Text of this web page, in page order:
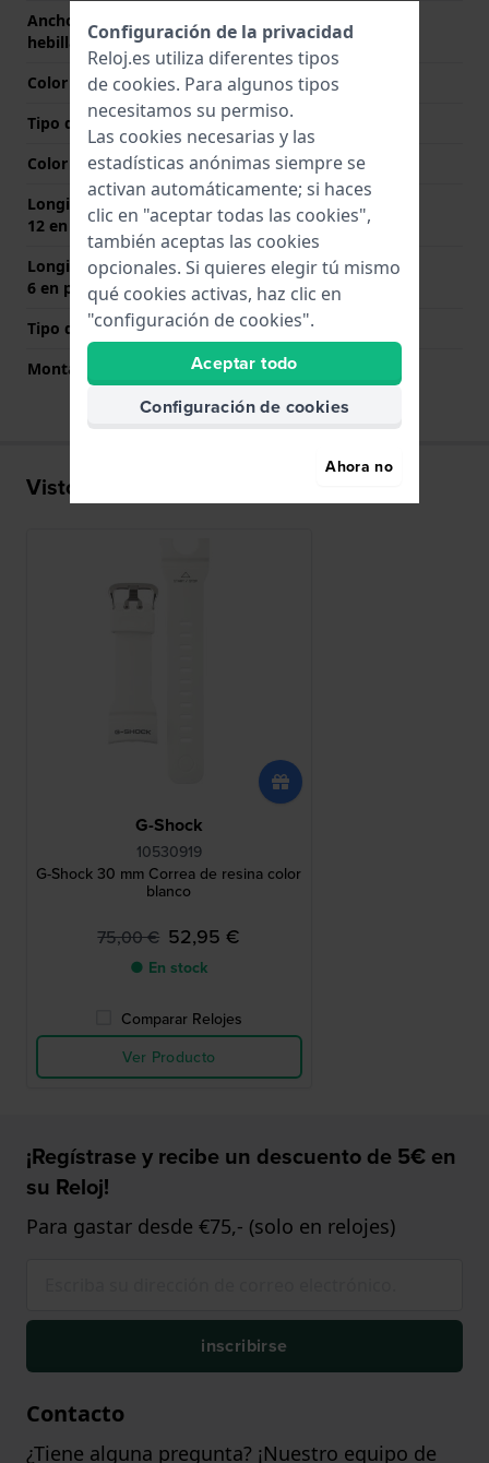
Ancho de correa en la
hebilla
Color de correa
Blanco
Tipo de cierre
Hebilla
Color del cierre
Plateado
Longitud de la correa a las
12 en punto (mm)
Longitud de la correa a las
6 en punto (mm)
145 mm
Tipo de montaje
Pasadores de resorte
Montaje Recto
No
Visto recientemente
G-Shock
10530919
G-Shock 30 mm Correa de resina color
blanco
75,00 € 52,95 €
● En stock
Comparar Relojes
Ver Producto
¡Regístrase y recibe un descuento de 5€ en
su Reloj!
Para gastar desde €75,- (solo en relojes)
inscribirse
Contacto
¿Tiene alguna pregunta? ¡Nuestro equipo de
Configuración de la privacidad
Reloj.es utiliza diferentes tipos
de cookies. Para algunos tipos
necesitamos su permiso.
Las cookies necesarias y las
estadísticas anónimas siempre se
activan automáticamente; si haces
clic en "aceptar todas las cookies",
también aceptas las cookies
opcionales. Si quieres elegir tú mismo
qué cookies activas, haz clic en
"configuración de cookies".
Aceptar todo
Configuración de cookies
Ahora no